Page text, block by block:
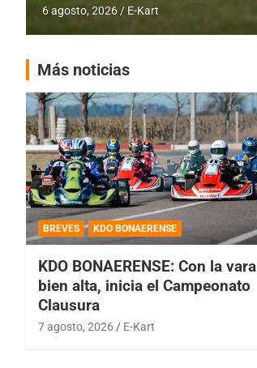
4 agosto, 2026 E-Kart
Más noticias
BREVES KDO BONAERENSE
KDO BONAERENSE: Con la vara
bien alta, inicia el Campeonato
Clausura
7 agosto, 2026 E-Kart